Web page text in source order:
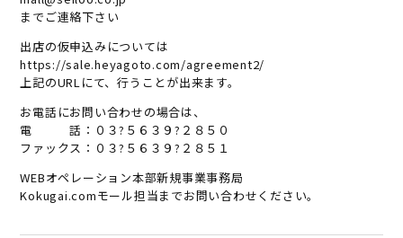
までご連絡下さい
出店の仮申込みについては
https://sale.heyagoto.com/agreement2/
上記のURLにて、行うことが出来ます。
お電話にお問い合わせの場合は、
電 話：０３?５６３９?２８５０
ファックス：０３?５６３９?２８５１
WEBオペレーション本部新規事業事務局
Kokugai.comモール担当までお問い合わせください。